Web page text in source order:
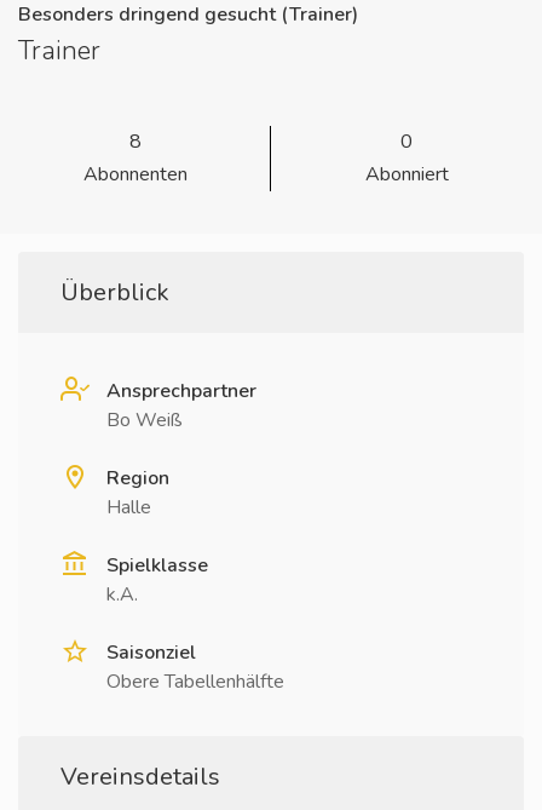
Besonders dringend gesucht (Trainer)
Trainer
8
Abonnenten
0
Abonniert
Überblick
Ansprechpartner
Bo Weiß
Region
Halle
Spielklasse
k.A.
Saisonziel
Obere Tabellenhälfte
Vereinsdetails